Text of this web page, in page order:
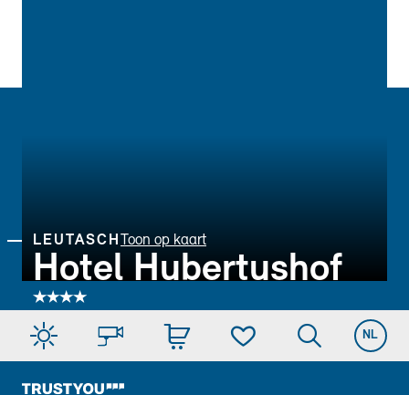
LEUTASCH Toon op kaart
Hotel Hubertushof
NL